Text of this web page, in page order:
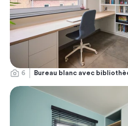
6 Bureau blanc avec